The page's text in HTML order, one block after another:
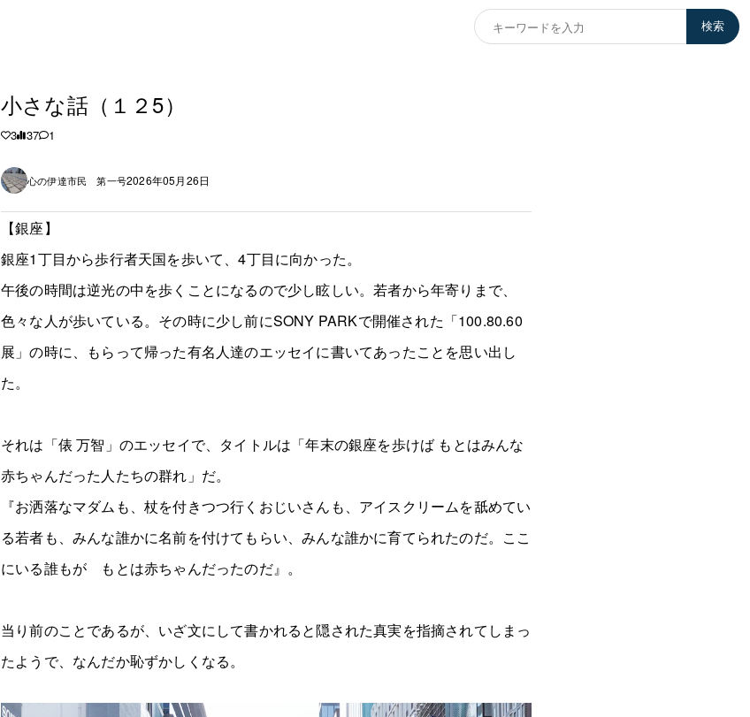
検索
小さな話（１２5）
3 37 1
心の伊達市民 第一号2026年05月26日
【銀座】
銀座1丁目から歩行者天国を歩いて、4丁目に向かった。
午後の時間は逆光の中を歩くことになるので少し眩しい。若者から年寄りまで、
色々な人が歩いている。その時に少し前にSONY PARKで開催された「100.80.60
展」の時に、もらって帰った有名人達のエッセイに書いてあったことを思い出し
た。
それは「俵 万智」のエッセイで、タイトルは「年末の銀座を歩けば もとはみんな
赤ちゃんだった人たちの群れ」だ。
『お洒落なマダムも、杖を付きつつ行くおじいさんも、アイスクリームを舐めてい
る若者も、みんな誰かに名前を付けてもらい、みんな誰かに育てられたのだ。ここ
にいる誰もが もとは赤ちゃんだったのだ』。
当り前のことであるが、いざ文にして書かれると隠された真実を指摘されてしまっ
たようで、なんだか恥ずかしくなる。